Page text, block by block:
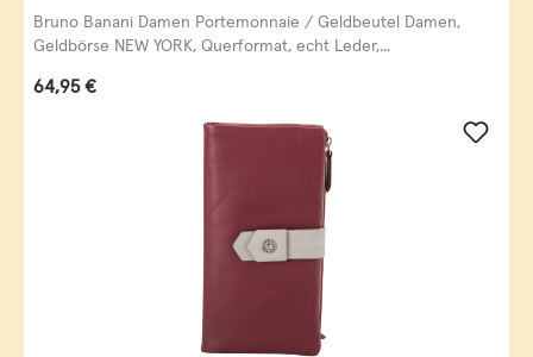
schwarz
Bruno Banani Damen Portemonnaie / Geldbeutel Damen,
Geldbörse NEW YORK, Querformat, echt Leder,...
Regulärer Preis:
64,95 €